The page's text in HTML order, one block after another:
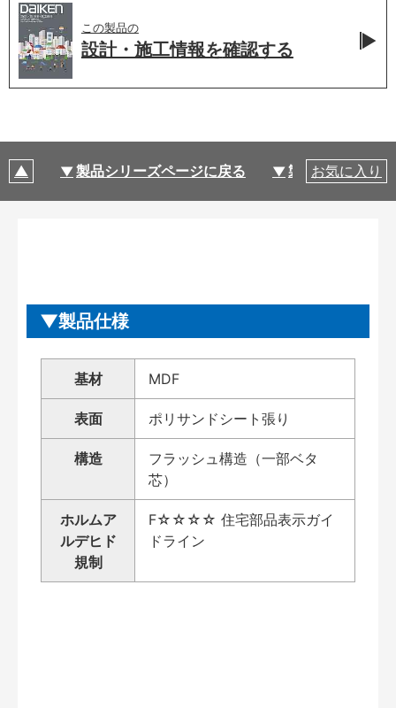
この製品の
設計・施工情報を確認する
製品シリーズページに戻る 製品仕様
お気に入り
製品仕様
基材 MDF
表面 ポリサンドシート張り
構造
フラッシュ構造（一部ベタ
芯）
ホルムア
ルデヒド
規制
F☆☆☆☆ 住宅部品表示ガイ
ドライン